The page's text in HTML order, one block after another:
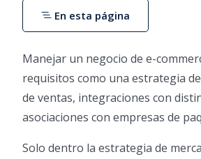
Manejar un negocio de e-
requisitos como una estrategia
de ventas, integraciones con
asociaciones con empresas de
Solo dentro la estrategia de
En esta página